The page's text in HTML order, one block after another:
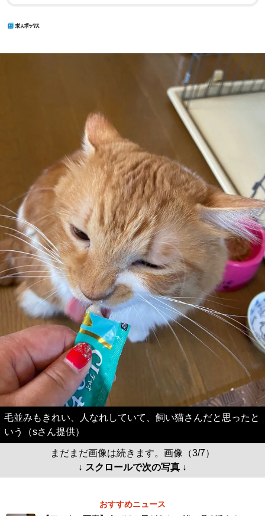
毛並みもきれい、人なれしていて、飼い猫さんだと思ったと
いう（sさん提供）
まだまだ画像は続きます。画像（3/7）
↓ スクロールで次の写真 ↓
おすすめニュース